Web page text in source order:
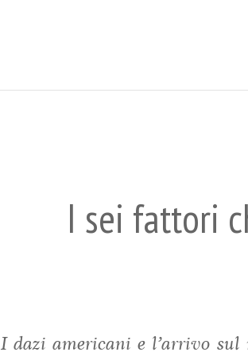
I sei fattori
I dazi americani e l’arrivo sul